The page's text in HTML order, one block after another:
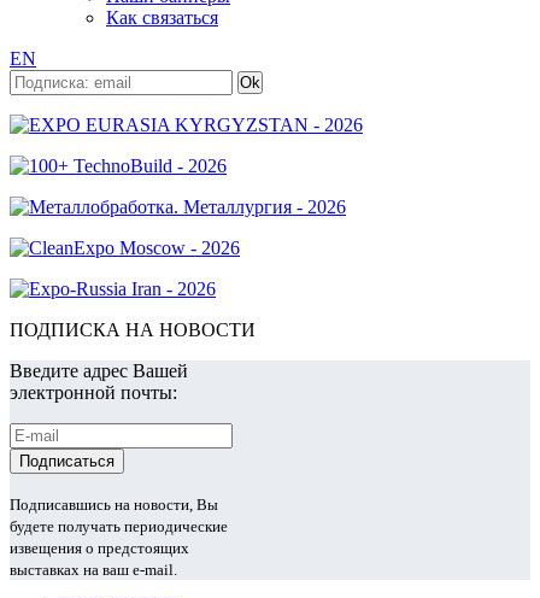
Как связаться
EN
ПОДПИСКА НА НОВОСТИ
Введите адрес Вашей
электронной почты:
Подписавшись на новости, Вы
будете получать периодические
извещения о предстоящих
выставках на ваш e-mail.